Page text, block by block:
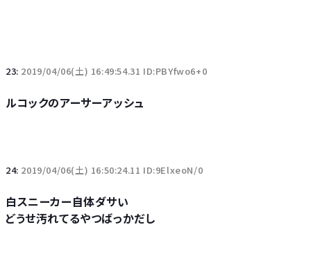
23: 2019/04/06(土) 16:49:54.31 ID:PBYfwo6+0
ルコックのアーサーアッシュ
24: 2019/04/06(土) 16:50:24.11 ID:9ElxeoN/0
白スニーカー自体ダサい
どうせ汚れてるやつばっかだし